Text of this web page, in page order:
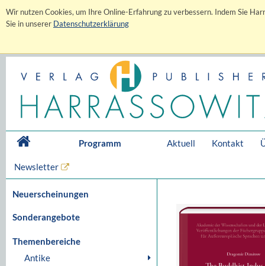
Wir nutzen Cookies, um Ihre Online-Erfahrung zu verbessern. Indem Sie
Sie in unserer Datenschutzerklärung
Programm Aktuell Kontakt
Newsletter
Neuerscheinungen
Sonderangebote
Themenbereiche
Antike